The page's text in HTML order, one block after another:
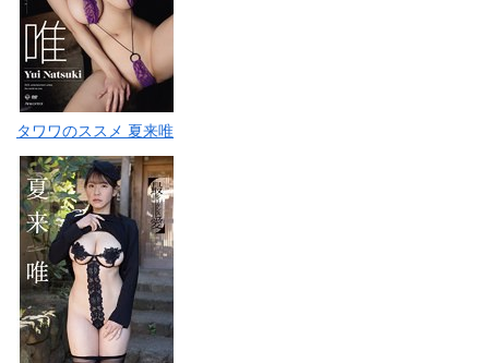
タワワのススメ 夏来唯